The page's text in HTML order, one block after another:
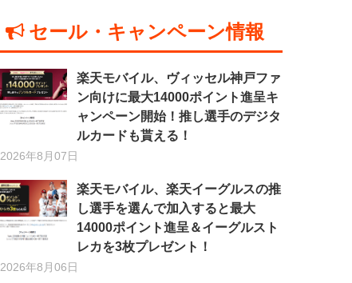
セール・キャンペーン情報
楽天モバイル、ヴィッセル神戸ファ
ン向けに最大14000ポイント進呈キ
ャンペーン開始！推し選手のデジタ
ルカードも貰える！
2026年8月07日
楽天モバイル、楽天イーグルスの推
し選手を選んで加入すると最大
14000ポイント進呈＆イーグルスト
レカを3枚プレゼント！
2026年8月06日